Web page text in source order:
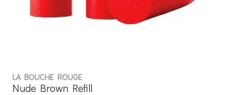
LA BOUCHE ROUGE
Nude Brown Refill